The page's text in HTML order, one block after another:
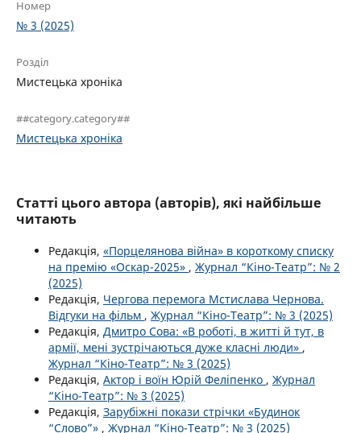
Номер
№ 3 (2025)
Розділ
Мистецька хроніка
##category.category##
Мистецька хроніка
Статті цього автора (авторів), які найбільше
читають
Редакція, «Порцелянова війна» в короткому списку
на премію «Оскар-2025» , Журнал “Кіно-Театр”: № 2
(2025)
Редакція, Чергова перемога Мстислава Чернова.
Відгуки на фільм , Журнал “Кіно-Театр”: № 3 (2025)
Редакція, Дмитро Сова: «В роботі, в житті й тут, в
армії, мені зустрічаються дуже класні люди» ,
Журнал “Кіно-Театр”: № 3 (2025)
Редакція, Актор і воїн Юрій Феліпенко , Журнал
“Кіно-Театр”: № 3 (2025)
Редакція, Зарубіжні покази стрічки «Будинок
“Слово”» , Журнал “Кіно-Театр”: № 3 (2025)